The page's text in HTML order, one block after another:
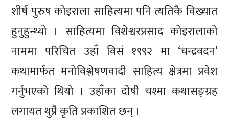
शीर्ष पुरुष कोइराला साहित्यमा पनि त्यतिकै विख्यात
हुनुहुन्थ्यो । साहित्यमा विशेश्वरप्रसाद कोइरालाको
नाममा परिचित उहाँ विसं १९९२ मा ‘चन्द्रवदन’
कथामार्फत मनोविश्लेषणवादी साहित्य क्षेत्रमा प्रवेश
गर्नुभएको थियो । उहाँका दोषी चश्मा कथासङ्ग्रह
लगायत थुप्रै कृति प्रकाशित छन् ।